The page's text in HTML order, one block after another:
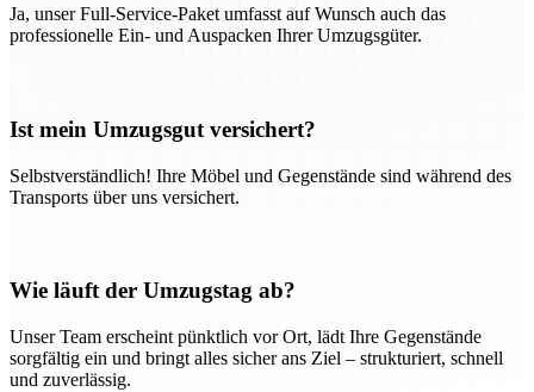
Ja, unser Full-Service-Paket umfasst auf Wunsch auch das
professionelle Ein- und Auspacken Ihrer Umzugsgüter.
Ist mein Umzugsgut versichert?
Selbstverständlich! Ihre Möbel und Gegenstände sind während des
Transports über uns versichert.
Wie läuft der Umzugstag ab?
Unser Team erscheint pünktlich vor Ort, lädt Ihre Gegenstände
sorgfältig ein und bringt alles sicher ans Ziel – strukturiert, schnell
und zuverlässig.